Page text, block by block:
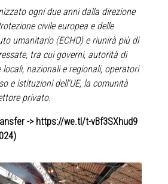
ogni due anni dalla direzione
civile europea e delle
umanitario (ECHO)e riunirà più di
tra cui governi, autorità di
locali, nazionali e regionali, operatori
e istituzioni dell'UE, la comunità
privato.
-> https://we.tl/t-vBf3SXhud9